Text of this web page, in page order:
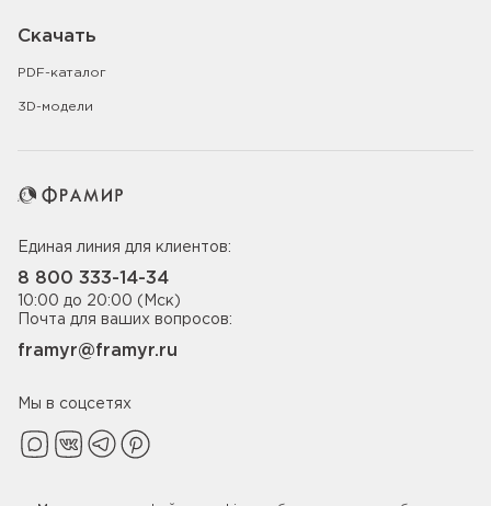
Скачать
PDF-каталог
3D-модели
Единая линия для клиентов:
8 800 333-14-34
10:00 до 20:00 (Мск)
Почта для ваших вопросов:
framyr@framyr.ru
Мы в соцсетях